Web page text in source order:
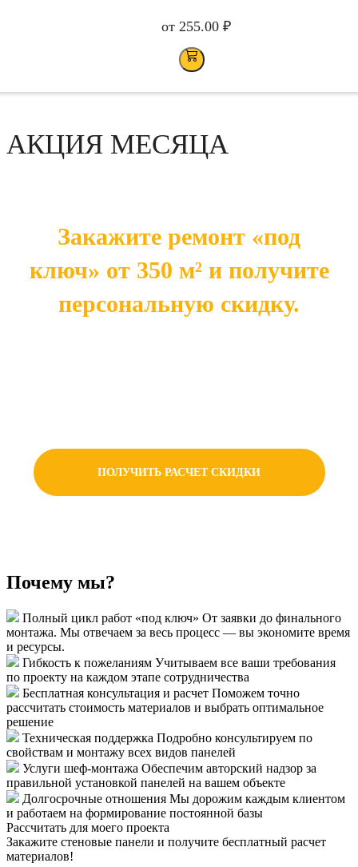
от 255.00 ₽
АКЦИЯ МЕСЯЦА
Закажите ремонт «под
ключ» от 350 м² и получите
персональную скидку.
ПОЛУЧИТЬ РАСЧЕТ СКИДКИ
Почему мы?
Полный цикл работ «под ключ» От заявки до финального
монтажа. Мы отвечаем за весь процесс — вы экономите время
и ресурсы.
Гибкость к пожеланиям Учитываем все ваши требования
по проекту на каждом этапе сотрудничества
Бесплатная консультация и расчет Поможем точно
рассчитать стоимость материалов и выбрать оптимальное
решение
Техническая поддержка Подробно консультируем по
свойствам и монтажу всех видов панелей
Услуги шеф-монтажа Обеспечим авторский надзор за
правильной установкой панелей на вашем объекте
Долгосрочные отношения Мы дорожим каждым клиентом
и работаем на формирование постоянной базы
Рассчитать для моего проекта
Закажите стеновые панели и получите бесплатный расчет
материалов!